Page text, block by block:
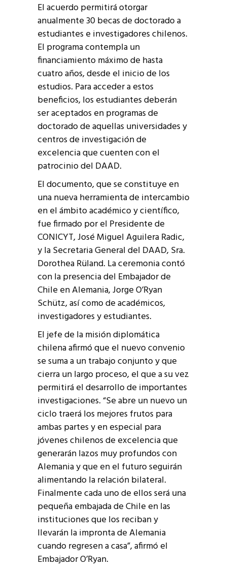
El acuerdo permitirá otorgar
anualmente 30 becas de doctorado a
estudiantes e investigadores chilenos.
El programa contempla un
financiamiento máximo de hasta
cuatro años, desde el inicio de los
estudios. Para acceder a estos
beneficios, los estudiantes deberán
ser aceptados en programas de
doctorado de aquellas universidades y
centros de investigación de
excelencia que cuenten con el
patrocinio del DAAD.
El documento, que se constituye en
una nueva herramienta de intercambio
en el ámbito académico y científico,
fue firmado por el Presidente de
CONICYT, José Miguel Aguilera Radic,
y la Secretaria General del DAAD, Sra.
Dorothea Rüland. La ceremonia contó
con la presencia del Embajador de
Chile en Alemania, Jorge O’Ryan
Schütz, así como de académicos,
investigadores y estudiantes.
El jefe de la misión diplomática
chilena afirmó que el nuevo convenio
se suma a un trabajo conjunto y que
cierra un largo proceso, el que a su vez
permitirá el desarrollo de importantes
investigaciones. “Se abre un nuevo un
ciclo traerá los mejores frutos para
ambas partes y en especial para
jóvenes chilenos de excelencia que
generarán lazos muy profundos con
Alemania y que en el futuro seguirán
alimentando la relación bilateral.
Finalmente cada uno de ellos será una
pequeña embajada de Chile en las
instituciones que los reciban y
llevarán la impronta de Alemania
cuando regresen a casa”, afirmó el
Embajador O’Ryan.